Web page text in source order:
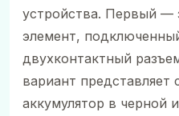
устройства. Первый —
элемент,
двухконтактный
вариант представляет
аккумулятор в черной